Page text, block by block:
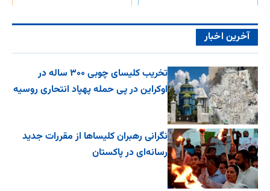
آخرین اخبار
تخریب کلیسای چوبی ۳۰۰ ساله در
اوکراین در پی حمله پهپاد انتحاری روسیه
نگرانی رهبران کلیساها از مقررات جدید
رسانه‌ای در پاکستان